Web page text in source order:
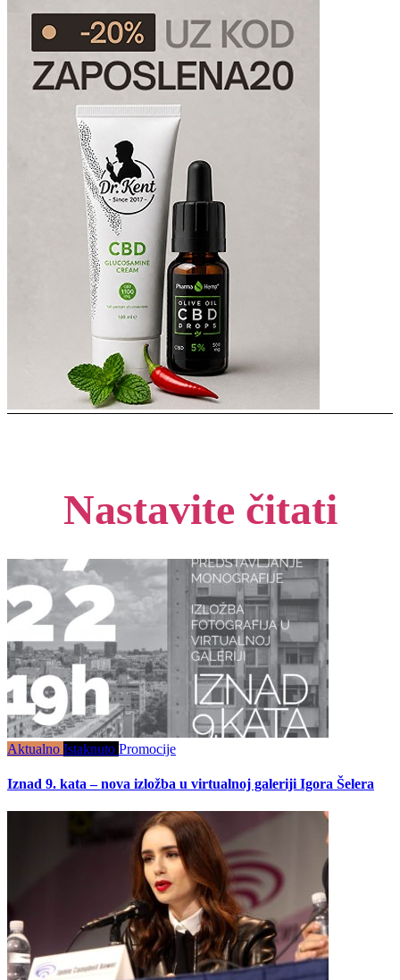
Nastavite čitati
Aktualno Istaknuto Promocije
Iznad 9. kata – nova izložba u virtualnoj galeriji Igora Šelera